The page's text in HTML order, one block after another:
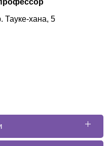
Тауке-хана, 5